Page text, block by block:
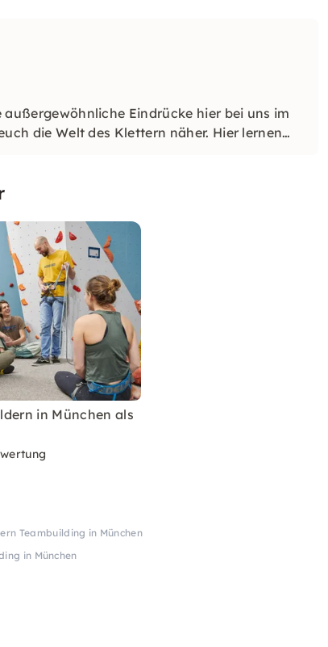
Eindrücke hier bei uns im
die Welt des Klettern näher. Hier lernen
in München als
Teambuilding in München
in München